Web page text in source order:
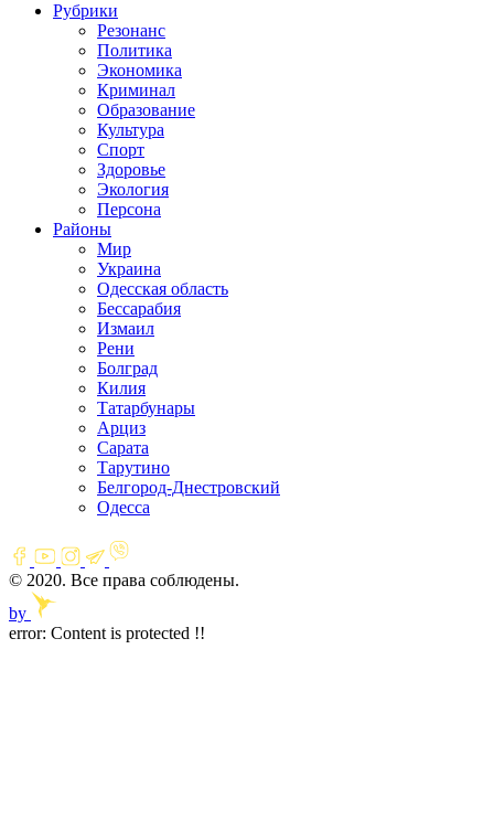
Рубрики
Резонанс
Политика
Экономика
Криминал
Образование
Культура
Спорт
Здоровье
Экология
Персона
Районы
Мир
Украина
Одесская область
Бессарабия
Измаил
Рени
Болград
Килия
Татарбунары
Арциз
Сарата
Тарутино
Белгород-Днестровский
Одесса
© 2020. Все права соблюдены.
by
error: Content is protected !!